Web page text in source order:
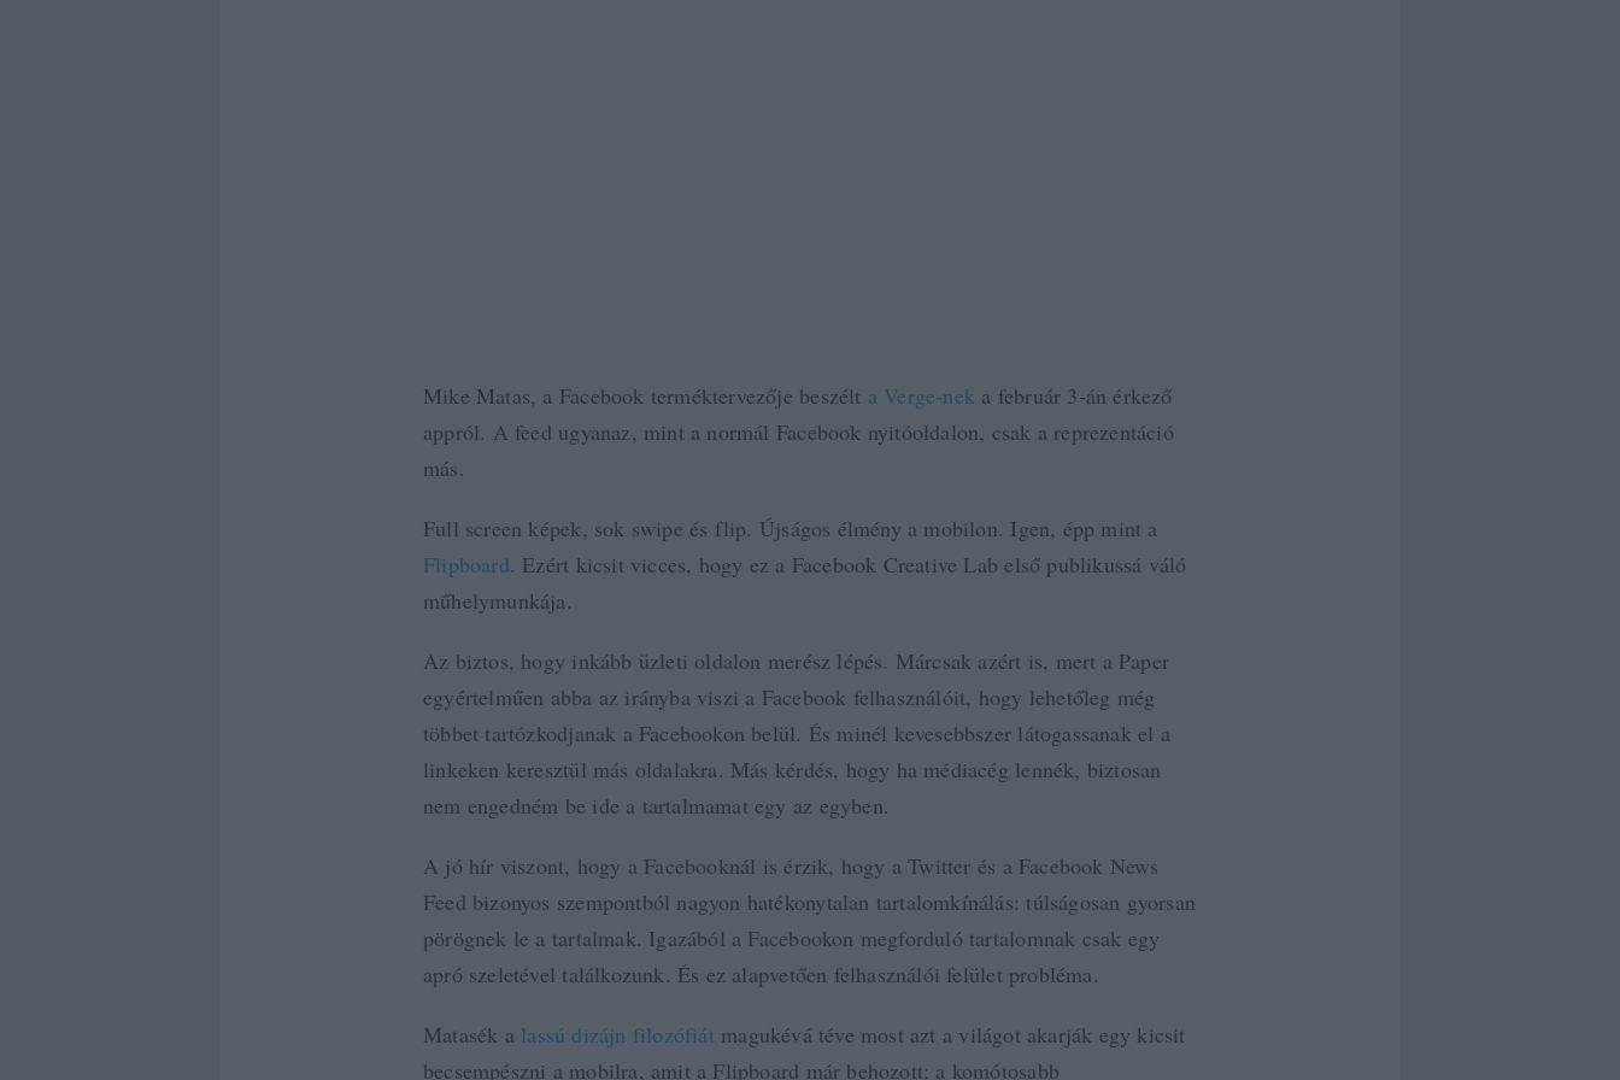
Mike Matas, a Facebook terméktervezője beszélt a Verge-nek a február 3-án érkező
appról. A feed ugyanaz, mint a normál Facebook nyitóoldalon, csak a reprezentáció
más.
Full screen képek, sok swipe és flip. Újságos élmény a mobilon. Igen, épp mint a
Flipboard. Ezért kicsit vicces, hogy ez a Facebook Creative Lab első publikussá váló
műhelymunkája.
Az biztos, hogy inkább üzleti oldalon merész lépés. Márcsak azért is, mert a Paper
egyértelműen abba az irányba viszi a Facebook felhasználóit, hogy lehetőleg még
többet tartózkodjanak a Facebookon belül. És minél kevesebbszer látogassanak el a
linkeken keresztül más oldalakra. Más kérdés, hogy ha médiacég lennék, biztosan
nem engedném be ide a tartalmamat egy az egyben.
A jó hír viszont, hogy a Facebooknál is érzik, hogy a Twitter és a Facebook News
Feed bizonyos szempontból nagyon hatékonytalan tartalomkínálás: túlságosan gyorsan
pörögnek le a tartalmak. Igazából a Facebookon megforduló tartalomnak csak egy
apró szeletével találkozunk. És ez alapvetően felhasználói felület probléma.
Matasék a lassú dizájn filozófiát magukévá téve most azt a világot akarják egy kicsit
becsempészni a mobilra, amit a Flipboard már behozott: a komótosabb